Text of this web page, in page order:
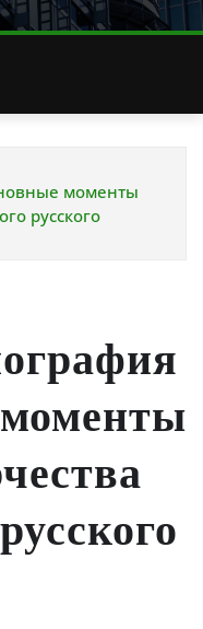
моменты
русского